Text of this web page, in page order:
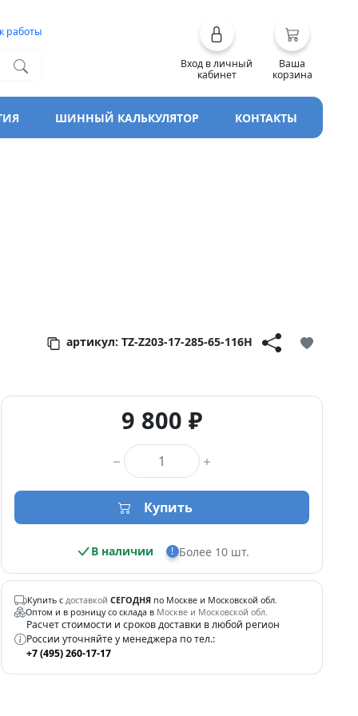
работы
Вход в личный
кабинет
Ваша
корзина
ШИННЫЙ КАЛЬКУЛЯТОР КОНТАКТЫ
артикул: TZ-Z203-17-285-65-116H
9 800 ₽
Количество товара
Купить
В наличии ! Более 10 шт.
Купить с доставкой СЕГОДНЯ по Москве и Московской обл.
Оптом и в розницу со склада в Москве и Московской обл.
Расчет стоимости и сроков доставки в любой регион
России уточняйте у менеджера по тел.:
+7 (495) 260-17-17